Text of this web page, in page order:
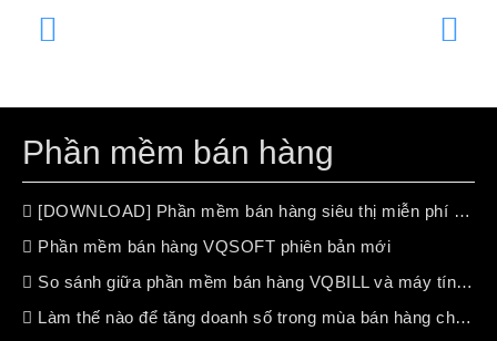
Phần mềm bán hàng
[DOWNLOAD] Phần mềm bán hàng siêu thị miễn phí (free 100%)
Phần mềm bán hàng VQSOFT phiên bản mới
So sánh giữa phần mềm bán hàng VQBILL và máy tính tiền chuyên dụng
Làm thế nào để tăng doanh số trong mùa bán hàng chậm ?